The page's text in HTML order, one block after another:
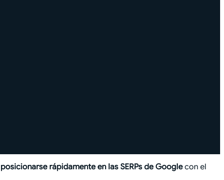
rápidamente en las SERPs de Googlecon el